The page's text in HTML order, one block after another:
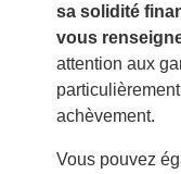
sa solidité
vous
attention aux
achèvement.
Vous pouvez